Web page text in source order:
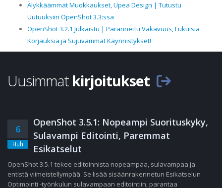
Älykkäämmät Muokkaukset, Upea Design | Tutustu
Uutuuksiin OpenShot 3.3:ssa
OpenShot 3.2.1 Julkaistu | Parannettu Vakavuus, Lukuisia
Korjauksia ja Sujuvammat Käynnistykset!
Uusimmat kirjoitukset
6
Huh
OpenShot 3.5.1: Nopeampi Suorituskyky,
Sulavampi Editointi, Paremmat
Esikatselut
OpenShot 3.5.1 tekee editoinnista nopeampaa, sulavampaa ja
entistä viimeistellympää. Se lisää sisäänrakennetun Esikatselun
Optimointi -työnkulun sulavampaan editointiin, parantaa